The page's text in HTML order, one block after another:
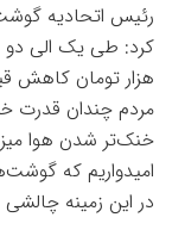
رئیس اتحادیه
هزار تومان کاهش
مردم چندان قدرت
خنک‌تر شدن هوا
امیدواریم که
در این زمینه